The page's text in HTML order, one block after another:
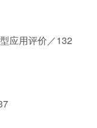
应用评价／132